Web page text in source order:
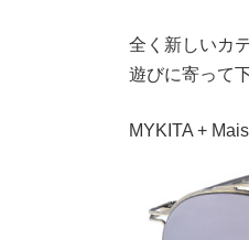
全く新しいカ
遊びに寄って
MYKITA +